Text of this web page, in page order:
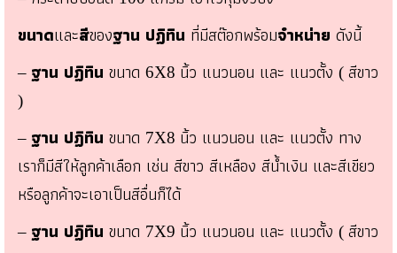
ขนาดและสีของฐาน ปฏิทิน ที่มีสต๊อกพร้อมจำหน่าย ดังนี้
– ฐาน ปฏิทิน ขนาด 6X8 นิ้ว แนวนอน และ แนวตั้ง ( สีขาว
)
– ฐาน ปฏิทิน ขนาด 7X8 นิ้ว แนวนอน และ แนวตั้ง ทาง
เราก็มีสีให้ลูกค้าเลือก เช่น สีขาว สีเหลือง สีน้ำเงิน และสีเขียว
หรือลูกค้าจะเอาเป็นสีอื่นก็ได้
– ฐาน ปฏิทิน ขนาด 7X9 นิ้ว แนวนอน และ แนวตั้ง ( สีขาว